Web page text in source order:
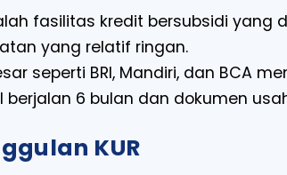
fasilitas kredit bersubsidi yang
yang relatif ringan.
seperti BRI, Mandiri, dan BCA
berjalan 6 bulan dan dokumen
KUR